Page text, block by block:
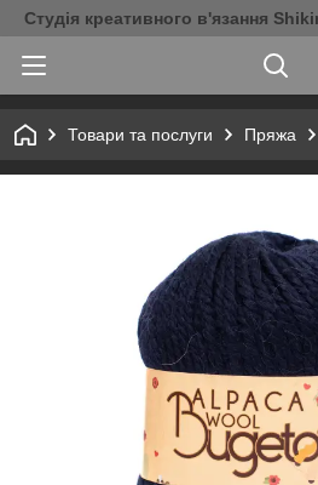
Студія креативного в'язання
Товари та послуги Пряжа